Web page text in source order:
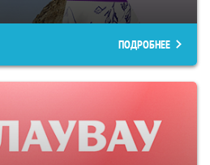
ПОДРОБНЕЕ